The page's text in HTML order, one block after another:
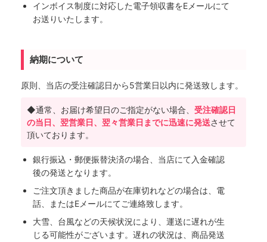
インボイス制度に対応した電子領収書をEメールにて
お送りいたします。
納期について
原則、当店の受注確認日から5営業日以内に発送致します。
◆通常、お届け希望日のご指定がない場合、 受注確認日
の当日、翌営業日、翌々営業日までに迅速に発送させて
頂いております。
銀行振込・郵便振替決済の場合、当店にて入金確認
後の発送となります。
ご注文頂きました商品が在庫切れなどの場合は、電
話、またはEメールにてご連絡致します。
大雪、台風などの天候状況により、運送に遅れが生
じる可能性がございます。遅れの状況は、商品発送